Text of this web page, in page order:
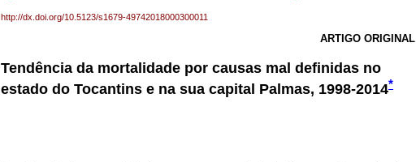
http://dx.doi.org/10.5123/s1679-49742018000300011
ARTIGO ORIGINAL
Tendência da mortalidade por causas mal definidas no
estado do Tocantins e na sua capital Palmas, 1998-2014*